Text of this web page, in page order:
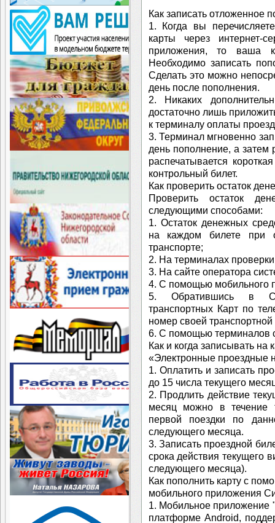
Как записать отложенное
1. Когда вы
карты через интернет-
приложения, то ваша
Необходимо записать
Сделать это можно
день после пополнения.
2. Никаких
достаточно лишь
к терминалу оплаты
3. Терминал мгновенно
день пополнение, а затем
распечатывается
контрольный билет.
Как проверить остаток
Проверить остаток
следующими способами:
1. Остаток денежных
на каждом билете при
транспорте;
2. На терминалах
3. На сайте оператора
4. С помощью мобильного
5. Обратившись в
транспортных Карт по
номер своей транспортной
6. С помощью терминалов
Как и когда записывать на
«Электронные проездные
1. Оплатить и записать
до 15 числа текущего
2. Продлить действие
месяц можно в течение
первой поездки по
следующего месяца.
3. Записать проездной
срока действия текущего
следующего месяца).
Как пополнить карту с
мобильного приложения
1. Мобильное приложение
платформе Android,